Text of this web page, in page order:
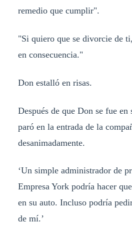
remedio que cumplir".
"Si quiero que se divorcie de
en consecuencia."
Don estalló en risas.
Después de que Don se fue en
paró en la entrada de la
desanimadamente.
‘Un simple administrador de
Empresa York podría hacer
en su auto. Incluso podría
de mí.’